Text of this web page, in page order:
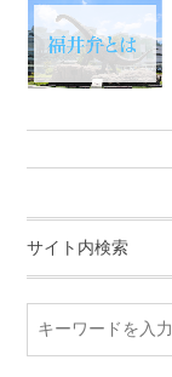
サイト内検索